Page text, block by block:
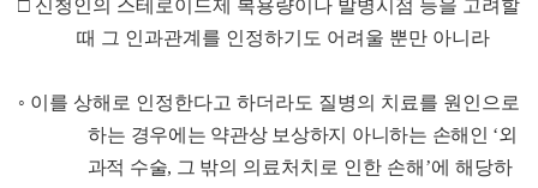
□ 신청인의 스테로이드제 복용량이나 발병시점 등을 고려할
때 그 인과관계를 인정하기도 어려울 뿐만 아니라
◦ 이를 상해로 인정한다고 하더라도 질병의 치료를 원인으로
하는 경우에는 약관상 보상하지 아니하는 손해인 ‘외
과적 수술, 그 밖의 의료처치로 인한 손해 ’에 해당하